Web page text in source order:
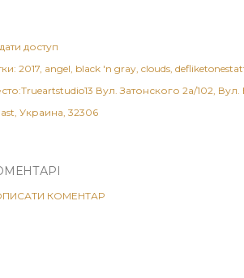
доступ
2017 angel black 'n gray clouds
Вул. Затонского 2а/102,
Украина, 32306
КОМЕНТАР